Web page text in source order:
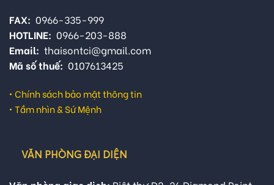
FAX: 0966-335-999
HOTLINE: 0966-203-888
Email: thaisontci@gmail.com
Mã số thuế: 0107613425
• Chính sách bảo mật thông tin
• Tầm nhìn & Sứ Mệnh
VĂN PHÒNG ĐẠI DIỆN